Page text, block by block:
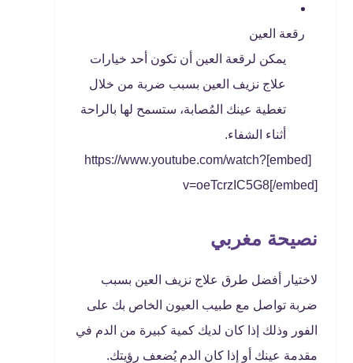
رقعة العين
يمكن لرقعة العين أن تكون أحد خيارات
علاج نزيف العين بسبب ضربة من خلال
تغطية عينك المُصابة، ستسمح لها بالراحة
أثناء الشفاء.
[embed]https://www.youtube.com/watch?
v=oeTcrzIC5G8[/embed]
نصيحة مغربي
لاختيار أفضل طرق علاج نزيف العين بسبب
ضربة تواصل مع طبيب العيون الخاص بك على
الفور وذلك إذا كان لديك كمية كبيرة من الدم في
مقدمة عينك أو إذا كان الدم يُضعف رؤيتك.